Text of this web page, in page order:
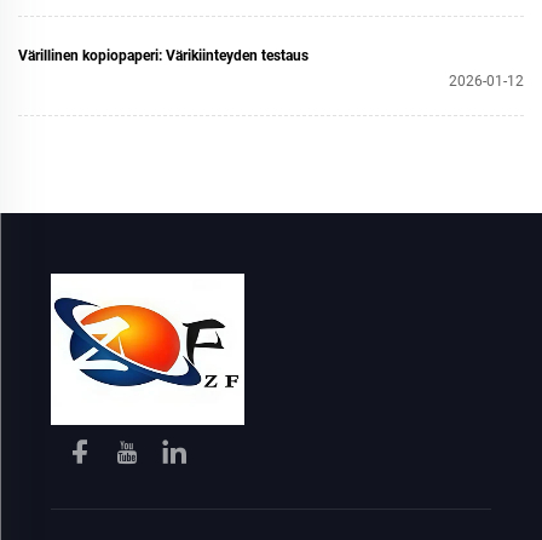
Värillinen kopiopaperi: Värikiinteyden testaus
2026-01-12